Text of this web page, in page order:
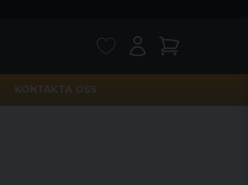
KONTAKTA OSS